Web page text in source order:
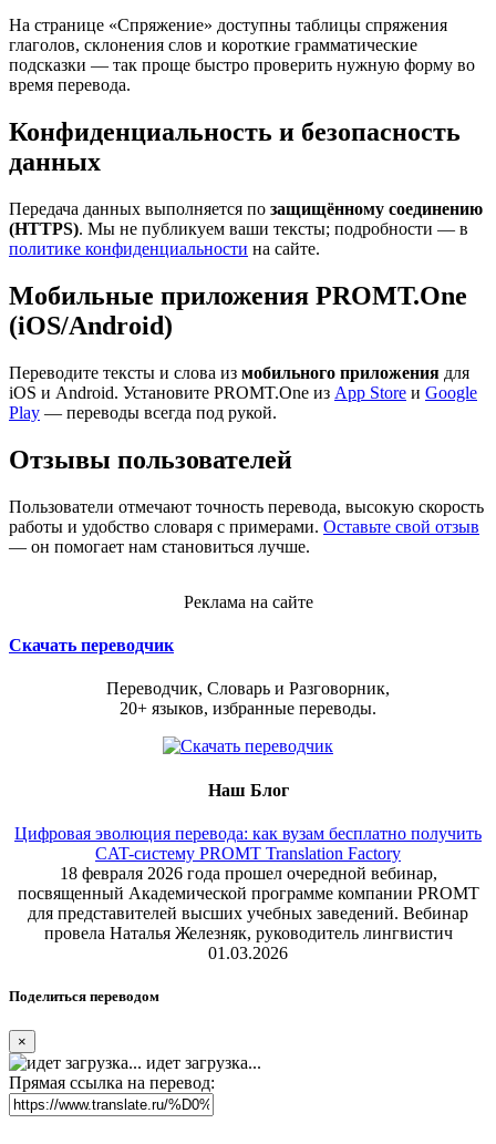
На странице «Спряжение» доступны таблицы спряжения
глаголов, склонения слов и короткие грамматические
подсказки — так проще быстро проверить нужную форму во
время перевода.
Конфиденциальность и безопасность
данных
Передача данных выполняется по защищённому соединению
(HTTPS). Мы не публикуем ваши тексты; подробности — в
политике конфиденциальности на сайте.
Мобильные приложения PROMT.One
(iOS/Android)
Переводите тексты и слова из мобильного приложения для
iOS и Android. Установите PROMT.One из App Store и Google
Play — переводы всегда под рукой.
Отзывы пользователей
Пользователи отмечают точность перевода, высокую скорость
работы и удобство словаря с примерами. Оставьте свой отзыв
— он помогает нам становиться лучше.